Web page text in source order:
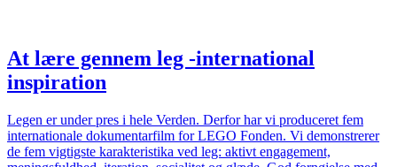
At lære gennem leg -international
inspiration
Legen er under pres i hele Verden. Derfor har vi produceret fem
internationale dokumentarfilm for LEGO Fonden. Vi demonstrerer
de fem vigtigste karakteristika ved leg: aktivt engagement,